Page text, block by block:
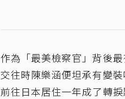
作為「最美檢察官」背後
交往時陳樂涵便坦承有變
前往日本居住一年成了轉